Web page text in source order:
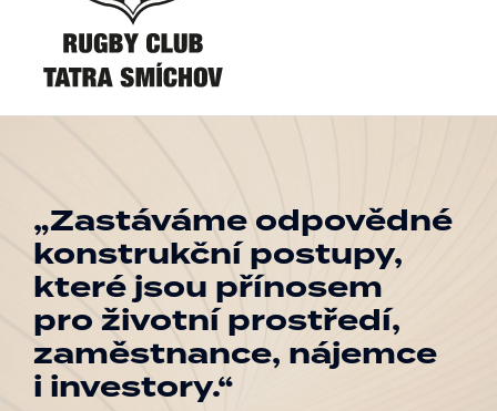
„Zastáváme odpovědné
konstrukční postupy,
které jsou přínosem
pro životní prostředí,
zaměstnance, nájemce
i investory.“